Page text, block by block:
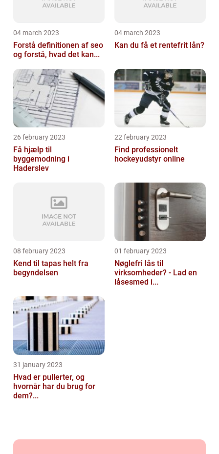
04 march 2023
Forstå definitionen af seo
og forstå, hvad det kan...
04 march 2023
Kan du få et rentefrit lån?
26 february 2023
Få hjælp til
byggemodning i
Haderslev
22 february 2023
Find professionelt
hockeyudstyr online
08 february 2023
Kend til tapas helt fra
begyndelsen
01 february 2023
Nøglefri lås til
virksomheder? - Lad en
låsesmed i...
31 january 2023
Hvad er pullerter, og
hvornår har du brug for
dem?...